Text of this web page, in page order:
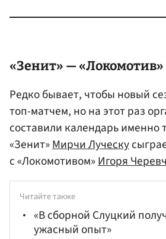
«Зенит» — «Локомотив»
Редко бывает, чтобы новый
топ-матчем, но на этот раз
составили календарь именно
«Зенит»Мирчи Луческу
с «Локомотивом»Игоря
Читайте также
«В сборной Слуцкий
ужасный опыт»